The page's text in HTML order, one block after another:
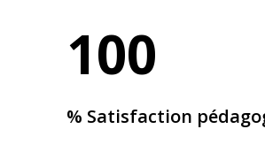
100
% Satisfaction